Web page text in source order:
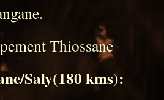
Thiossane
Saly(180 kms):